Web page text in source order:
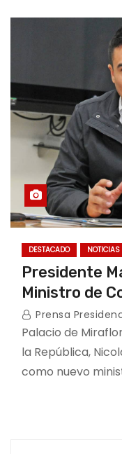
DESTACADO NOTICIAS
Presidente
Ministro de
Prensa
Palacio de
la República,
como nuevo